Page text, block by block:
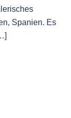
Spanien. Es